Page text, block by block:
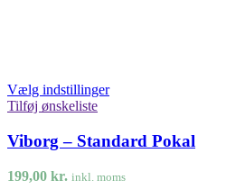
Vælg indstillinger
Tilføj ønskeliste
Viborg – Standard Pokal
199,00 kr. inkl. moms